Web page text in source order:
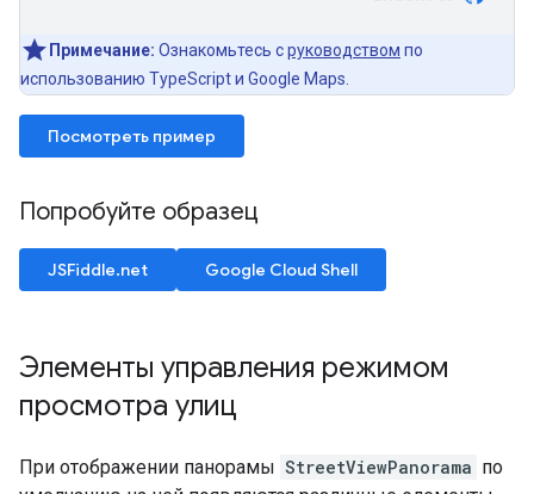
Примечание: Ознакомьтесь сруководством по
использованию TypeScript и Google Maps.
Посмотреть пример
Попробуйте образец
JSFiddle.net Google Cloud Shell
Элементы управления режимом
просмотра улиц
При отображении панорамы StreetViewPanorama по